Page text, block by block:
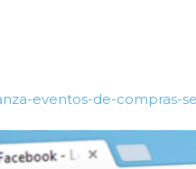
eventos-de-compras-